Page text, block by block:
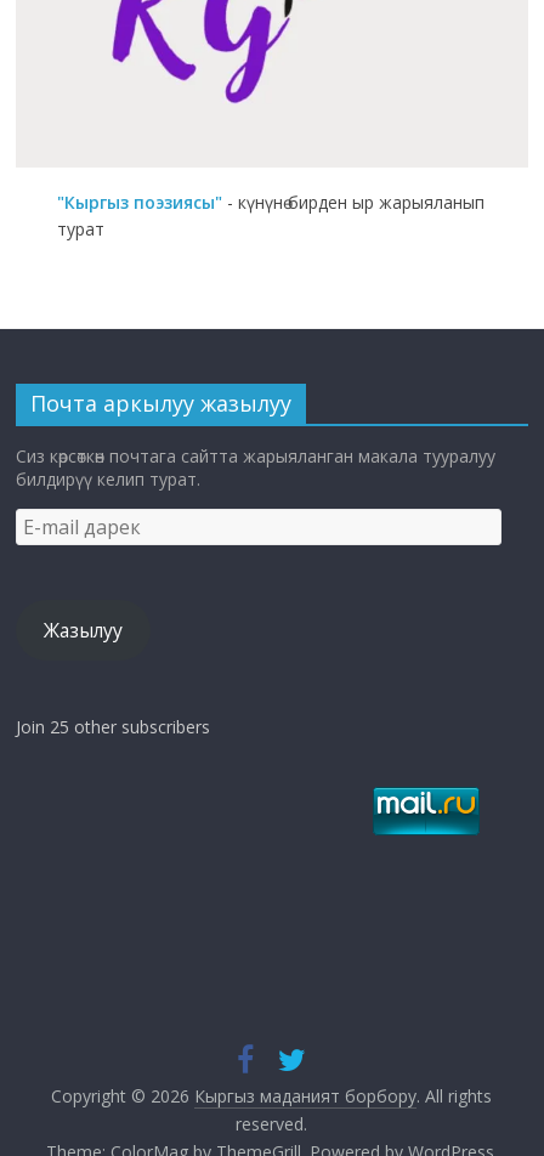
"Кыргыз поэзиясы" - күнүнө бирден ыр жарыяланып
турат
Почта аркылуу жазылуу
Сиз көрсөткөн почтага сайтта жарыяланган макала тууралуу
билдирүү келип турат.
E-
mail
Жазылуу
Join 25 other subscribers
Copyright © 2026 Кыргыз маданият борбору. All rights
reserved.